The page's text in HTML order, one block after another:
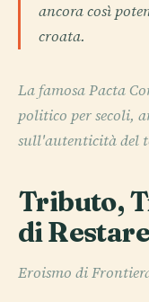
ancora così
croata.
La famosa Pacta
politico per secoli,
sull'autenticità del
Tributo,
di
Eroismo di